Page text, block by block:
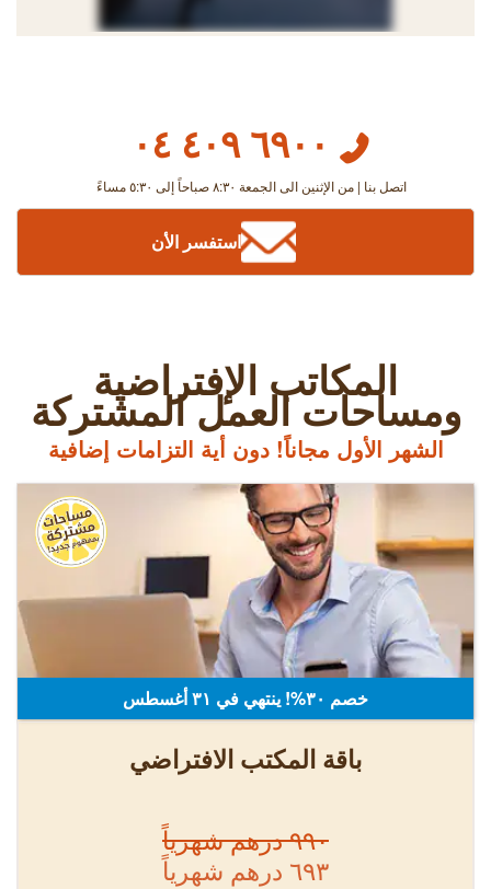
٦٩٠٠ ٤٠٩ ٠٤
اتصل بنا | من الإثنين الى الجمعة ٨:٣٠ صباحاً إلى ٥:٣٠ مساءً
استفسر الأن
المكاتب الإفتراضية
ومساحات العمل المشتركة
الشهر الأول مجاناً! دون أية التزامات إضافية
خصم ٣٠%! ينتهي في ٣۱ أغسطس
باقة المكتب الافتراضي
٩٩٠ درهم شهرياً
٦٩٣ درهم شهرياً